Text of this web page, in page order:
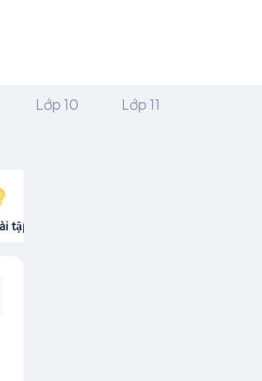
Lớp 10
Lớp 11
tập